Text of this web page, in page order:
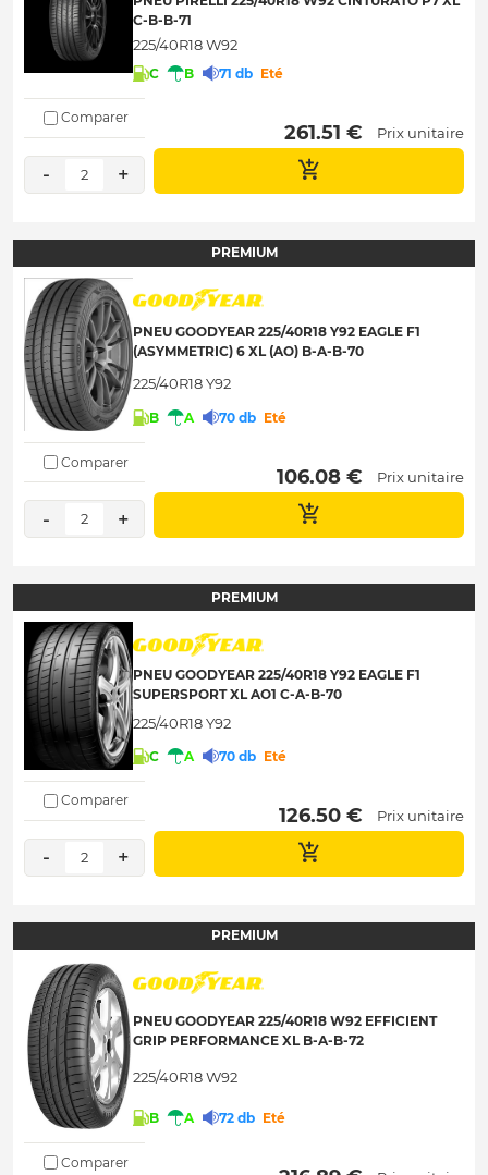
C-B-B-71
225/40R18 W92
C B 71 db Eté
Comparer
- 2 +
261.51 € Prix unitaire
PREMIUM
PNEU GOODYEAR 225/40R18 Y92 EAGLE F1
(ASYMMETRIC) 6 XL (AO) B-A-B-70
225/40R18 Y92
B A 70 db Eté
Comparer
- 2 +
106.08 € Prix unitaire
PREMIUM
PNEU GOODYEAR 225/40R18 Y92 EAGLE F1
SUPERSPORT XL AO1 C-A-B-70
225/40R18 Y92
C A 70 db Eté
Comparer
- 2 +
126.50 € Prix unitaire
PREMIUM
PNEU GOODYEAR 225/40R18 W92 EFFICIENT
GRIP PERFORMANCE XL B-A-B-72
225/40R18 W92
B A 72 db Eté
Comparer